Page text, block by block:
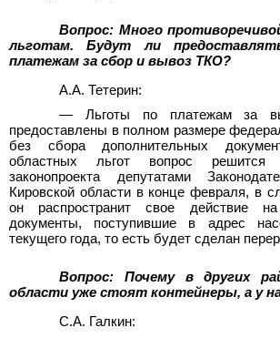
Вопрос: Много
льготам. Будут ли
платежам за сбор и вывоз ТКО?
А.А. Тетерин:
— Льготы по платежам за
предоставлены в полном размере
без сбора дополнительных
областных льгот вопрос решится
законопроекта депутатами
Кировской области в конце февраля, в
он распространит свое действие
документы, поступившие в адрес
текущего года, то есть будет сделан
Вопрос: Почему в других
области уже стоят контейнеры, а у
С.А. Галкин: